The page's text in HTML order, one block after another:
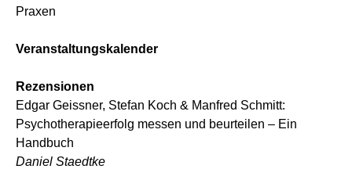
Praxen
Veranstaltungskalender
Rezensionen
Edgar Geissner, Stefan Koch & Manfred Schmitt:
Psychotherapieerfolg messen und beurteilen – Ein
Handbuch
Daniel Staedtke